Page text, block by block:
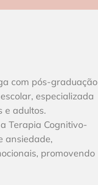
com pós-graduação
especializada
e adultos.
Terapia Cognitivo-
ansiedade,
promovendo